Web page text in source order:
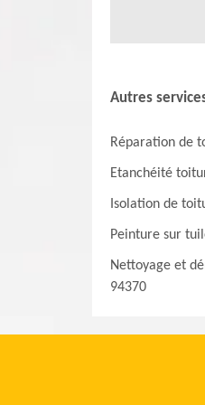
Autres
Réparation de
Etanchéité
Isolation de
Peinture sur
Nettoyage et
94370